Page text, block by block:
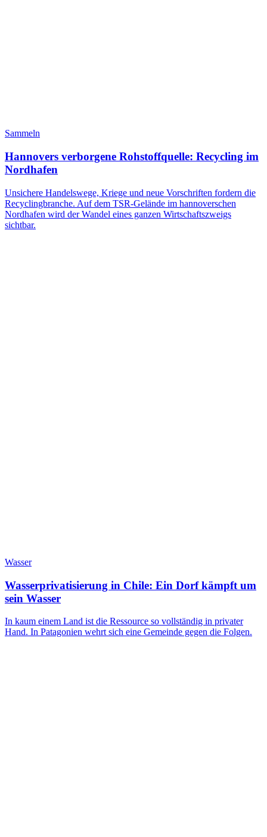
Sammeln
Hannovers verborgene Rohstoffquelle: Recycling im
Nordhafen
Unsichere Handelswege, Kriege und neue Vorschriften fordern die
Recyclingbranche. Auf dem TSR-Gelände im hannoverschen
Nordhafen wird der Wandel eines ganzen Wirtschaftszweigs
sichtbar.
Wasser
Wasserprivatisierung in Chile: Ein Dorf kämpft um
sein Wasser
In kaum einem Land ist die Ressource so vollständig in privater
Hand. In Patagonien wehrt sich eine Gemeinde gegen die Folgen.